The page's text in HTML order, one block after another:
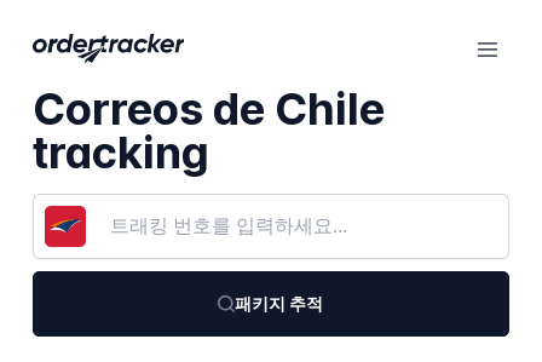
Correos de Chile
tracking
패키지 추적